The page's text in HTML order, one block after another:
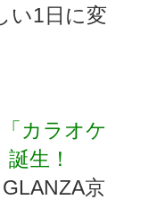
い1日に変
カラオケ
生！
京